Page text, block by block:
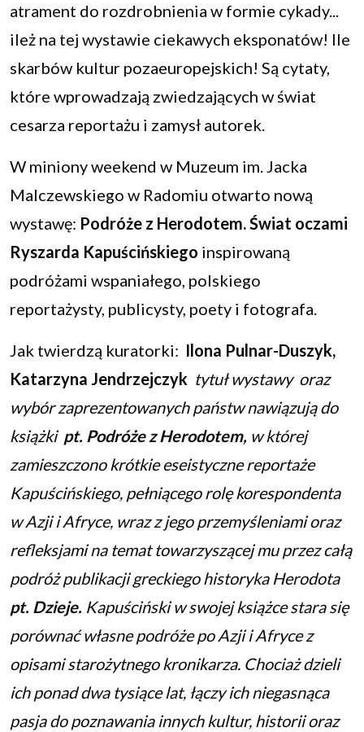
atrament do rozdrobnienia w formie cykady...
ileż na tej wystawie ciekawych eksponatów! Ile
skarbów kultur pozaeuropejskich! Są cytaty,
które wprowadzają zwiedzających w świat
cesarza reportażu i zamysł autorek.
W miniony weekend w Muzeum im. Jacka
Malczewskiego w Radomiu otwarto nową
wystawę: Podróże z Herodotem. Świat oczami
Ryszarda Kapuścińskiego inspirowaną
podróżami wspaniałego, polskiego
reportażysty, publicysty, poety i fotografa.
Jak twierdzą kuratorki: Ilona Pulnar-Duszyk,
Katarzyna Jendrzejczyk tytuł wystawy oraz
wybór zaprezentowanych państw nawiązują do
książki pt. Podróże z Herodotem, w której
zamieszczono krótkie eseistyczne reportaże
Kapuścińskiego, pełniącego rolę korespondenta
w Azji i Afryce, wraz z jego przemyśleniami oraz
refleksjami na temat towarzyszącej mu przez całą
podróż publikacji greckiego historyka Herodota
pt. Dzieje. Kapuściński w swojej książce stara się
porównać własne podróże po Azji i Afryce z
opisami starożytnego kronikarza. Chociaż dzieli
ich ponad dwa tysiące lat, łączy ich niegasnąca
pasja do poznawania innych kultur, historii oraz